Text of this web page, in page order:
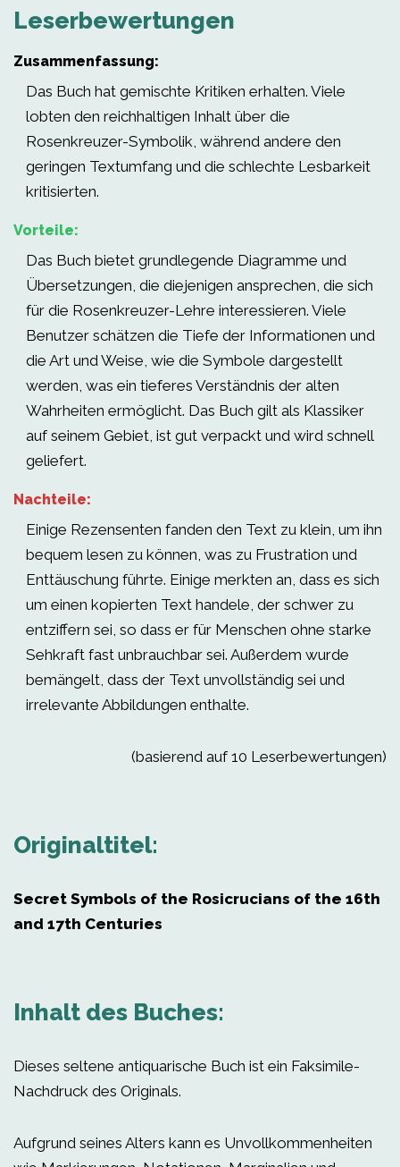
Leserbewertungen
Zusammenfassung:
Das Buch hat gemischte Kritiken erhalten. Viele
lobten den reichhaltigen Inhalt über die
Rosenkreuzer-Symbolik, während andere den
geringen Textumfang und die schlechte Lesbarkeit
kritisierten.
Vorteile:
Das Buch bietet grundlegende Diagramme und
Übersetzungen, die diejenigen ansprechen, die sich
für die Rosenkreuzer-Lehre interessieren. Viele
Benutzer schätzen die Tiefe der Informationen und
die Art und Weise, wie die Symbole dargestellt
werden, was ein tieferes Verständnis der alten
Wahrheiten ermöglicht. Das Buch gilt als Klassiker
auf seinem Gebiet, ist gut verpackt und wird schnell
geliefert.
Nachteile:
Einige Rezensenten fanden den Text zu klein, um ihn
bequem lesen zu können, was zu Frustration und
Enttäuschung führte. Einige merkten an, dass es sich
um einen kopierten Text handele, der schwer zu
entziffern sei, so dass er für Menschen ohne starke
Sehkraft fast unbrauchbar sei. Außerdem wurde
bemängelt, dass der Text unvollständig sei und
irrelevante Abbildungen enthalte.
(basierend auf 10 Leserbewertungen)
Originaltitel:
Secret Symbols of the Rosicrucians of the 16th
and 17th Centuries
Inhalt des Buches:
Dieses seltene antiquarische Buch ist ein Faksimile-
Nachdruck des Originals.
Aufgrund seines Alters kann es Unvollkommenheiten